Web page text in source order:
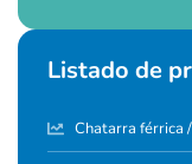
Listado de
Chatarra férrica